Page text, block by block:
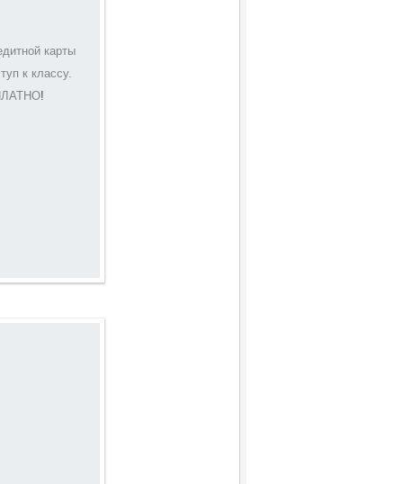
карты
к классу.
!